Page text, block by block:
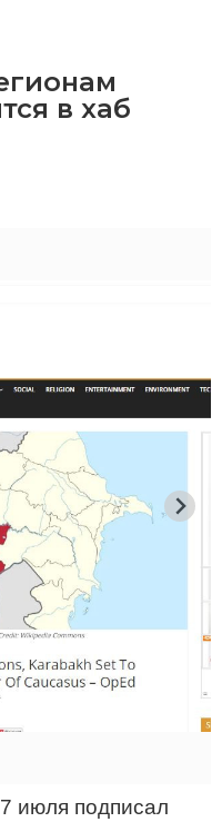
в хаб
июля подписал